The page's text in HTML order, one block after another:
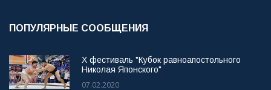
ПОПУЛЯРНЫЕ СООБЩЕНИЯ
X фестиваль "Кубок равноапостольного
Николая Японского"
07.02.2020